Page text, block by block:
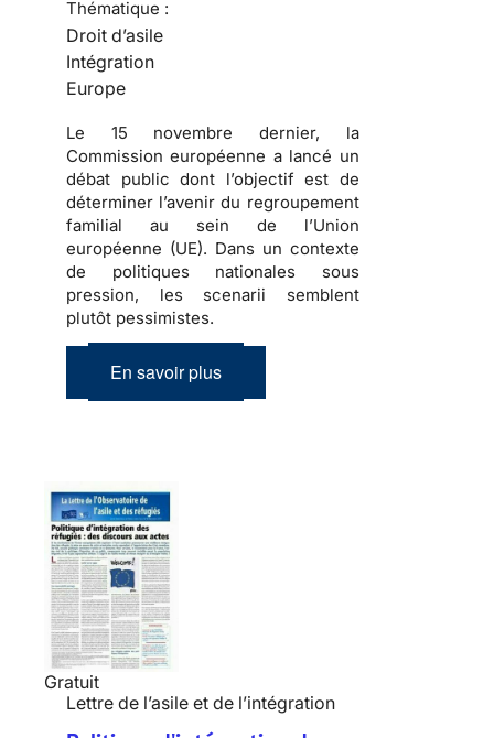
Thématique :
Droit d’asile
Intégration
Europe
Le 15 novembre dernier, la
Commission européenne a lancé un
débat public dont l’objectif est de
déterminer l’avenir du regroupement
familial au sein de l’Union
européenne (UE). Dans un contexte
de politiques nationales sous
pression, les scenarii semblent
plutôt pessimistes.
En savoir plus
Gratuit
Lettre de l’asile et de l’intégration